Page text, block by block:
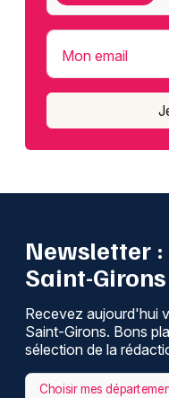
Mon email
Newsletter
Saint-Girons
Recevez aujourd'hui
Saint-Girons. Bons
sélection de la
Choisir mes